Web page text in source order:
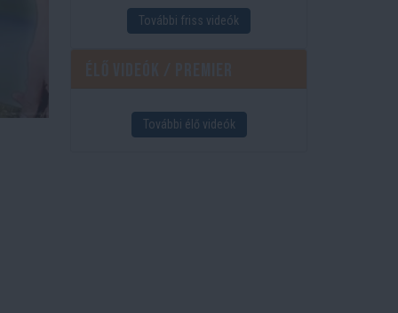
További friss videók
További élő videók